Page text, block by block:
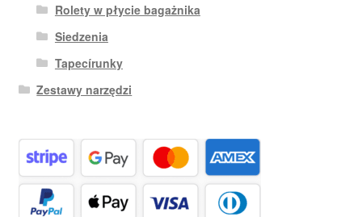
Rolety w płycie bagażnika
Siedzenia
Tapecírunky
Zestawy narzędzi